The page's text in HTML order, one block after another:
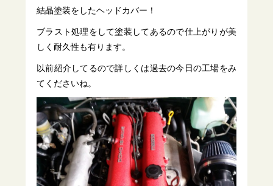
結晶塗装をしたヘッドカバー！
ブラスト処理をして塗装してあるので仕上がりが美
しく耐久性も有ります。
以前紹介してるので詳しくは過去の今日の工場をみ
てくださいね。